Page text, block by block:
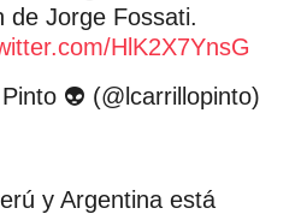
de Jorge Fossati.
HlK2X7YnsG
👽 (@lcarrillopinto)
y Argentina está